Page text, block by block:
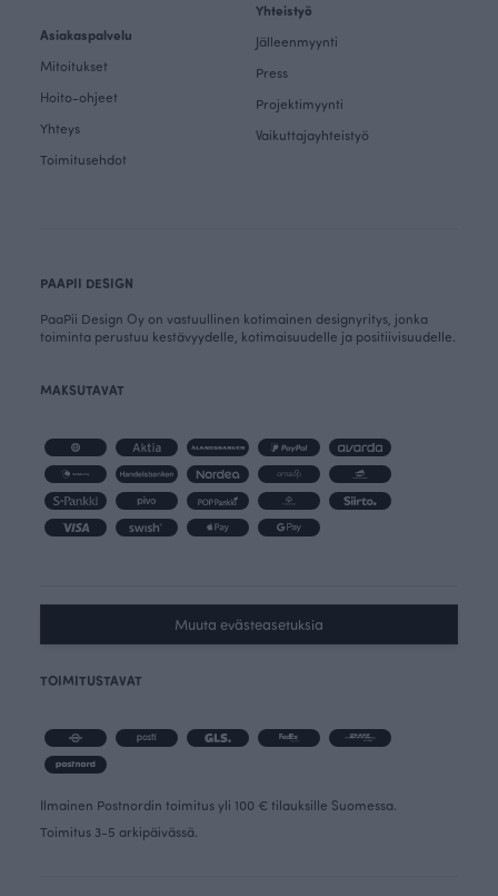
Asiakaspalvelu
Mitoitukset
Hoito-ohjeet
Yhteys
Toimitusehdot
Yhteistyö
Jälleenmyynti
Press
Projektimyynti
Vaikuttajayhteistyö
PAAPII DESIGN
PaaPii Design Oy on vastuullinen kotimainen designyritys, jonka
toiminta perustuu kestävyydelle, kotimaisuudelle ja positiivisuudelle.
MAKSUTAVAT
Muuta evästeasetuksia
TOIMITUSTAVAT
Ilmainen Postnordin toimitus yli 100 € tilauksille Suomessa.
Toimitus 3-5 arkipäivässä.